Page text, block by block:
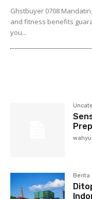
Ghstbuyer 0708
and fitness benefits
you...
wahyu
Berita